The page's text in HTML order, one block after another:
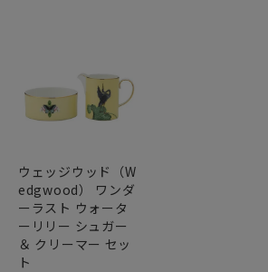
ウェッジウッド（W
edgwood） ワンダ
ーラスト ウォータ
ーリリー シュガー
＆ クリーマー セッ
ト